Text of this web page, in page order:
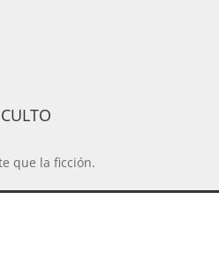
que la ficción.